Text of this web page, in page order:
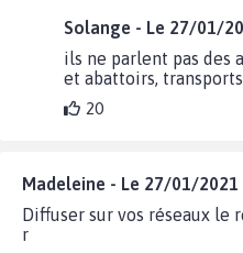
Solange - Le 27/01/
ils ne parlent pas des
et abattoirs,
20
Madeleine - Le 27/01/2021
Diffuser sur vos réseaux le
r